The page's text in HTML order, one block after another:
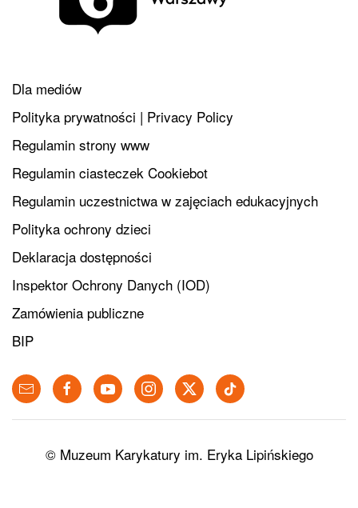
Dla mediów
Polityka prywatności | Privacy Policy
Regulamin strony www
Regulamin ciasteczek Cookiebot
Regulamin uczestnictwa w zajęciach edukacyjnych
Polityka ochrony dzieci
Deklaracja dostępności
Inspektor Ochrony Danych (IOD)
Zamówienia publiczne
BIP
© Muzeum Karykatury im. Eryka Lipińskiego